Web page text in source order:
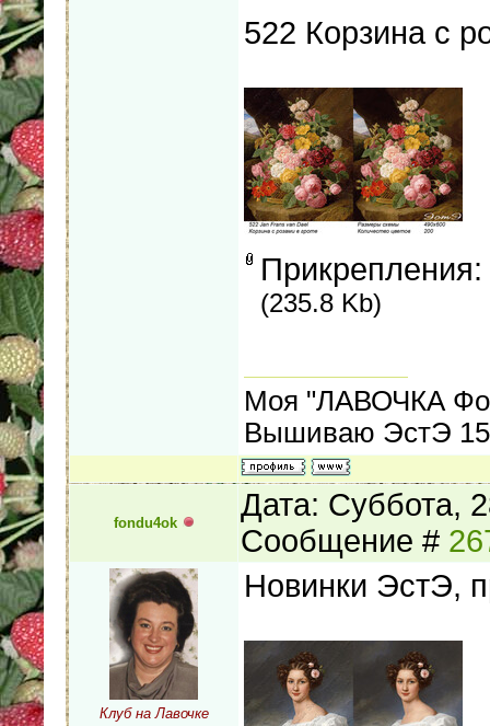
522 Корзина с
Прикрепления:
(235.8 Kb)
Моя "ЛАВОЧКА
Вышиваю ЭстЭ
fondu4ok
Дата: Суббота,
Сообщение #
Клуб на Лавочке
Новинки ЭстЭ,